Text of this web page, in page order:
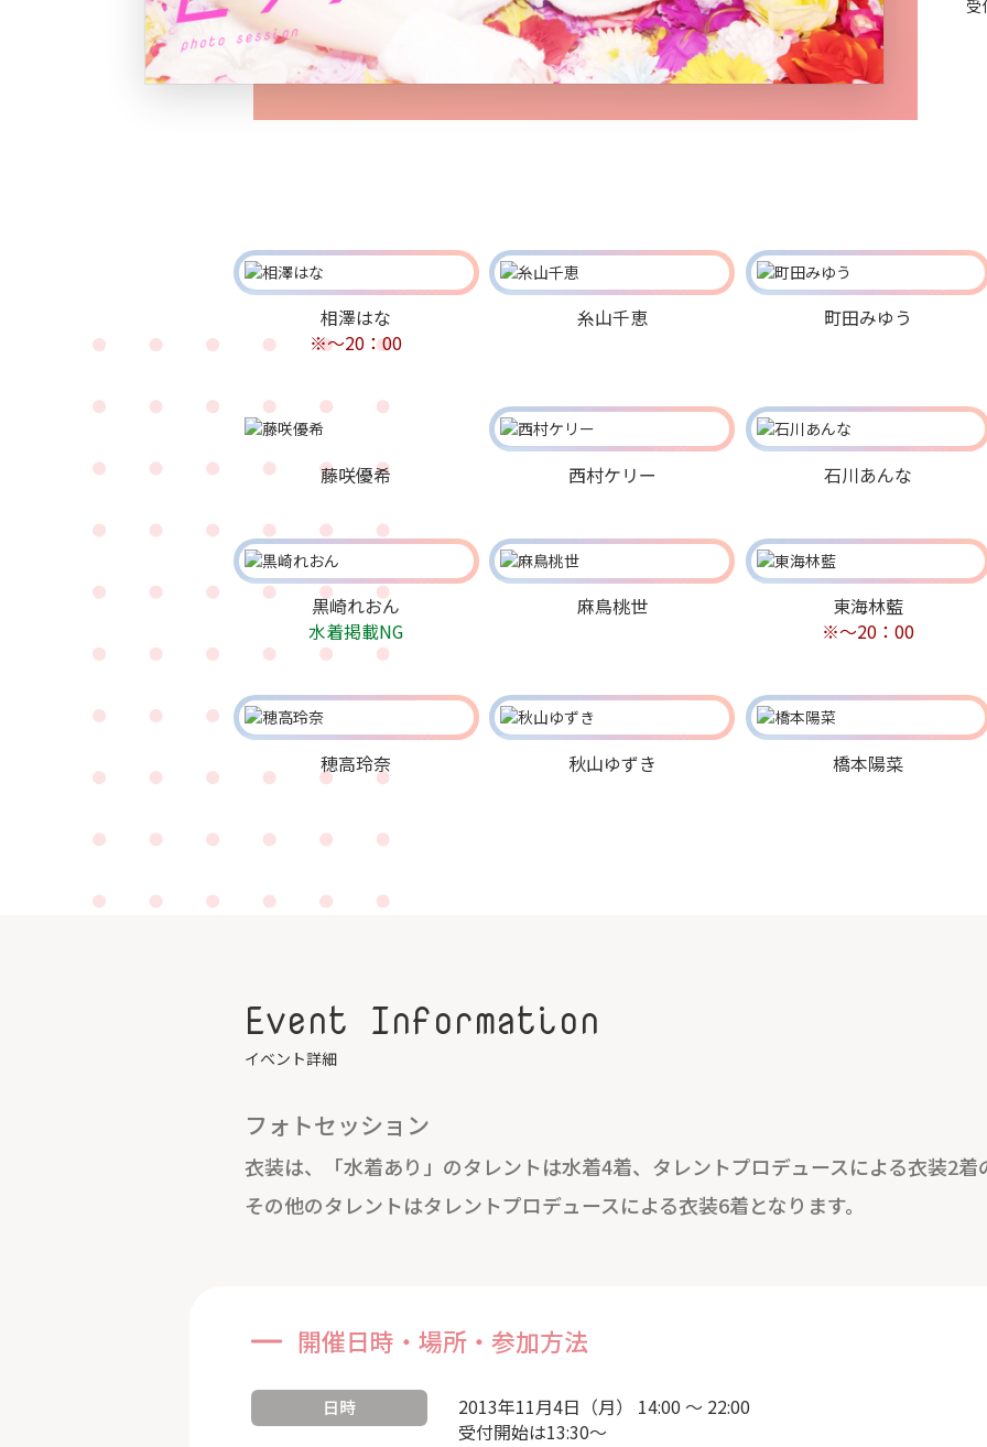
受
相澤はな
※～20：00
糸山千恵 町田みゆう
藤咲優希 西村ケリー 石川あんな
黒崎れおん
水着掲載NG
麻鳥桃世
東海林藍
※～20：00
穂高玲奈 秋山ゆずき 橋本陽菜
Event Information
イベント詳細
フォトセッション
衣装は、「水着あり」のタレントは水着4着、タレントプロデュースによる衣装2着
その他のタレントはタレントプロデュースによる衣装6着となります。
開催日時・場所・参加方法
日時
2013年11月4日（月） 14:00 ～ 22:00
受付開始は13:30～